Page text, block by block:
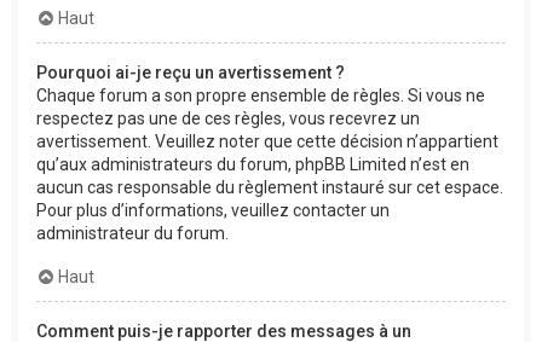
Haut
Pourquoi ai-je reçu un avertissement ?
Chaque forum a son propre ensemble de règles. Si vous ne
respectez pas une de ces règles, vous recevrez un
avertissement. Veuillez noter que cette décision n’appartient
qu’aux administrateurs du forum, phpBB Limited n’est en
aucun cas responsable du règlement instauré sur cet espace.
Pour plus d’informations, veuillez contacter un
administrateur du forum.
Haut
Comment puis-je rapporter des messages à un